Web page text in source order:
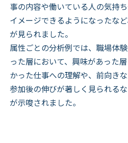
事の内容や働いている人の気持
イメージできるようになったな
が見られました。
属性ごとの分析例では、職場体
った層において、興味があった
かった仕事への理解や、前向き
参加後の伸びが著しく見られる
が示唆されました。